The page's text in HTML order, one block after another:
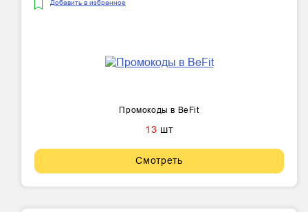
Добавить в избранное
Промокоды в BeFit
13 шт
Смотреть